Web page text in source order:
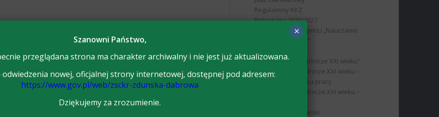
Regulaminy KKZ
Rekrutacja 2026/2027
Rekrutacja do projektu „Nauczanie
rolnicze XXI wieku”
RPO „Nauczanie rolnicze XXI wieku”
RPO Nauczanie rolnicze XXI wieku –
absolwent na rynku pracy
RPO Nauczanie rolnicze XXI wieku –
Samorząd Uczniowski
Szanowni Państwo,
przeglądana strona ma charakter archiwalny i nie jest już aktualizowana.
odwiedzenia nowej, oficjalnej strony internetowej, dostępnej pod adresem:
https://www.gov.pl/web/zsckr-zdunska-dabrowa
Dziękujemy za zrozumienie.
×